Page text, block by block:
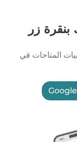
بنقرة زر
المتاحات في